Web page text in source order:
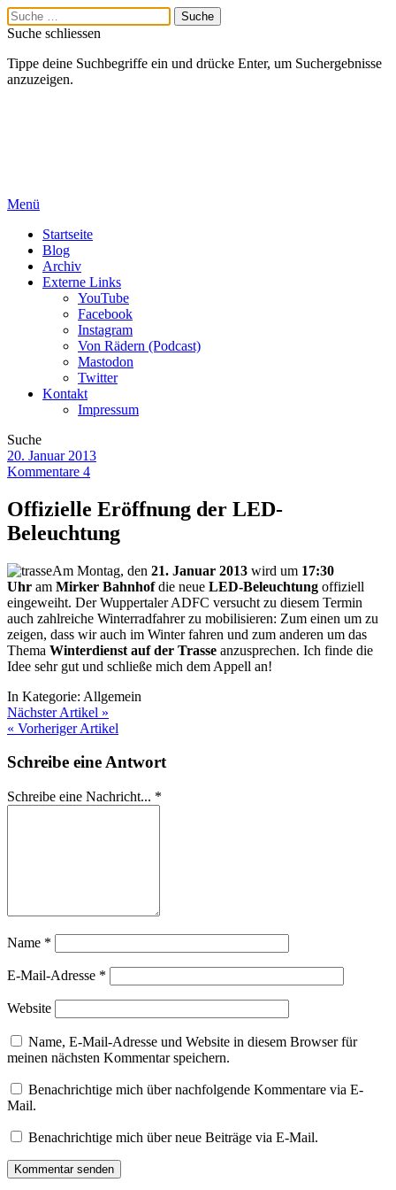
Suche schliessen
Tippe deine Suchbegriffe ein und drücke Enter, um Suchergebnisse
anzuzeigen.
Menü
Startseite
Blog
Archiv
Externe Links
YouTube
Facebook
Instagram
Von Rädern (Podcast)
Mastodon
Twitter
Kontakt
Impressum
Suche
20. Januar 2013
Kommentare 4
Offizielle Eröffnung der LED-
Beleuchtung
Am Montag, den 21. Januar 2013 wird um 17:30
Uhr am Mirker Bahnhofdie neue LED-Beleuchtung offiziell
eingeweiht. Der Wuppertaler ADFC versucht zu diesem Termin
auch zahlreiche Winterradfahrer zu mobilisieren: Zum einen um zu
zeigen, dass wir auch im Winter fahren und zum anderen um das
Thema Winterdienst auf der Trasse anzusprechen. Ich finde die
Idee sehr gut und schließe mich dem Appell an!
In Kategorie: Allgemein
Nächster Artikel »
« Vorheriger Artikel
Schreibe eine Antwort
Schreibe eine Nachricht... *
Name *
E-Mail-Adresse *
Website
Name, E-Mail-Adresse und Website in diesem Browser für
meinen nächsten Kommentar speichern.
Benachrichtige mich über nachfolgende Kommentare via E-
Mail.
Benachrichtige mich über neue Beiträge via E-Mail.